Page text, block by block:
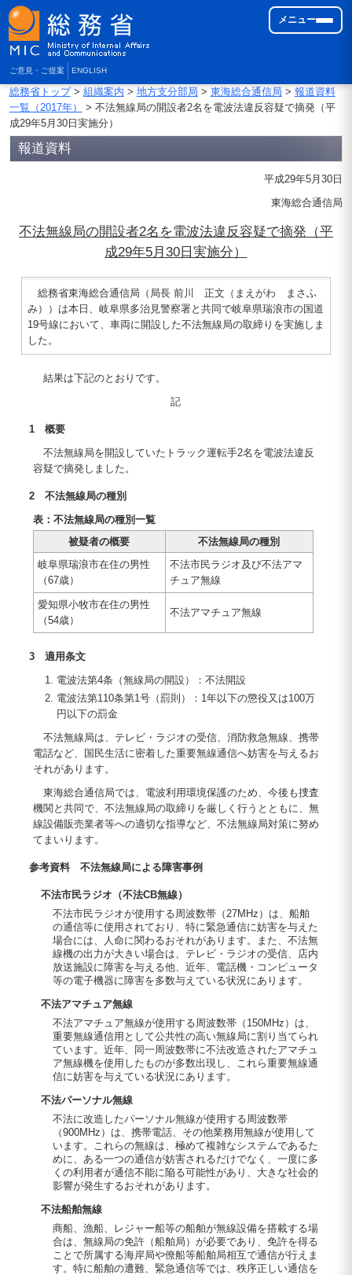
ご意見・ご提案 ENGLISH
メニュー
総務省トップ> 組織案内 > 地方支分部局 > 東海総合通信局 > 報道資料
一覧（2017年）
> 不法無線局の開設者2名を電波法違反容疑で摘発（平
成29年5月30日実施分）
報道資料
平成29年5月30日
東海総合通信局
不法無線局の開設者2名を電波法違反容疑で摘発（平
成29年5月30日実施分）
総務省東海総合通信局（局長 前川 正文（まえがわ まさふ
み））は本日、岐阜県多治見警察署と共同で岐阜県瑞浪市の国道
19号線において、車両に開設した不法無線局の取締りを実施しま
した。
結果は下記のとおりです。
記
1 概要
不法無線局を開設していたトラック運転手2名を電波法違反
容疑で摘発しました。
2 不法無線局の種別
表：不法無線局の種別一覧
被疑者の概要
不法無線局の種別
岐阜県瑞浪市在住の男性
（67歳）
不法市民ラジオ及び不法アマ
チュア無線
愛知県小牧市在住の男性
（54歳）
不法アマチュア無線
3 適用条文
電波法第4条（無線局の開設）：不法開設
電波法第110条第1号（罰則）：1年以下の懲役又は100万
円以下の罰金
不法無線局は、テレビ・ラジオの受信、消防救急無線、携帯
電話など、国民生活に密着した重要無線通信へ妨害を与えるお
それがあります。
東海総合通信局では、電波利用環境保護のため、今後も捜査
機関と共同で、不法無線局の取締りを厳しく行うとともに、無
線設備販売業者等への適切な指導など、不法無線局対策に努め
てまいります。
参考資料 不法無線局による障害事例
不法市民ラジオ（不法CB無線）
不法市民ラジオが使用する周波数帯（27MHz）は、船舶
の通信等に使用されており、特に緊急通信に妨害を与えた
場合には、人命に関わるおそれがあります。また、不法無
線機の出力が大きい場合は、テレビ・ラジオの受信、店内
放送施設に障害を与える他、近年、電話機・コンピュータ
等の電子機器に障害を多数与えている状況にあります。
不法アマチュア無線
不法アマチュア無線が使用する周波数帯（150MHz）は、
重要無線通信用として公共性の高い無線局に割り当てられ
ています。近年、同一周波数帯に不法改造されたアマチュ
ア無線機を使用したものが多数出現し、これら重要無線通
信に妨害を与えている状況にあります。
不法パーソナル無線
不法に改造したパーソナル無線が使用する周波数帯
（900MHz）は、携帯電話、その他業務用無線が使用して
います。これらの無線は、極めて複雑なシステムであるた
めに、ある一つの通信が妨害されるだけでなく、一度に多
くの利用者が通信不能に陥る可能性があり、大きな社会的
影響が発生するおそれがあります。
不法船舶無線
商船、漁船、レジャー船等の船舶が無線設備を搭載する場
合は、無線局の免許（船舶局）が必要であり、免許を得る
ことで所属する海岸局や僚船等船舶局相互で通信が行えま
す。特に船舶の遭難、緊急通信等では、秩序正しい通信を